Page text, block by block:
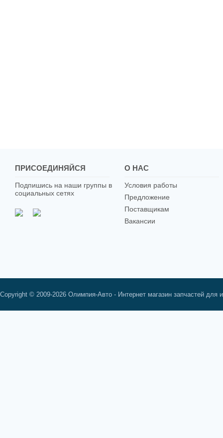
ПРИСОЕДИНЯЙСЯ
Подпишись на наши группы в
социальных сетях
О НАС
Условия работы
Предложение
Поставщикам
Вакансии
Copyright © 2009-2026 Олимпия-Авто - Интернет магазин запчастей для